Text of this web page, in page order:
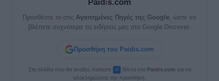
Paid is.com
Προσθέστε το στις Αγαπημένες Πηγές της Google, ώστε να
βλέπετε συχνότερα τις ειδήσεις μας στο Google Discover.
Προσθήκη του Paidis.com
Στη σελίδα που θα ανοίξει, πατήστε ✓ δίπλα στο Paid is.com για να
ολοκληρώσετε την προσθήκη.